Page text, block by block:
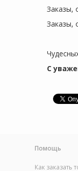
Заказы,
Заказы,
С
Помощь
Как заказать